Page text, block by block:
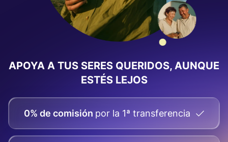
APOYA A TUS SERES QUERIDOS, AUNQUE
ESTÉS LEJOS
0% de comisión por la 1ª transferencia